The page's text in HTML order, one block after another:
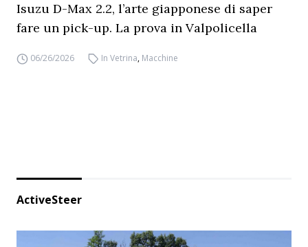
Isuzu D-Max 2.2, l’arte giapponese di saper
fare un pick-up. La prova in Valpolicella
06/26/2026 In Vetrina, Macchine
ActiveSteer